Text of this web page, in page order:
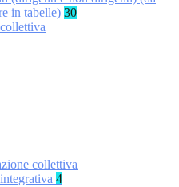
in tabelle) 30
collettiva
4